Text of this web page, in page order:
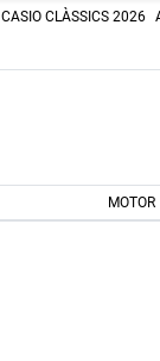
CASIO CLÀSSICS 2026
MOTOR